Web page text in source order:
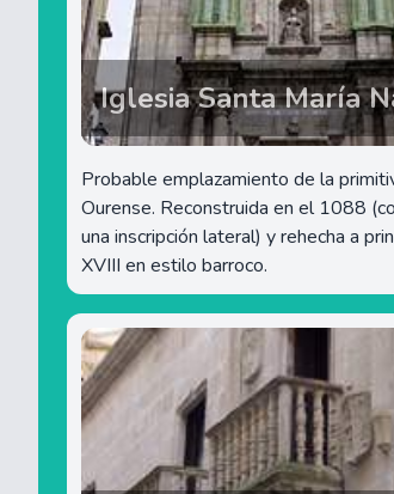
Iglesia Santa María
Probable emplazamiento de la
Ourense. Reconstruida en el 1088
una inscripción lateral) y rehecha a
XVIII en estilo barroco.